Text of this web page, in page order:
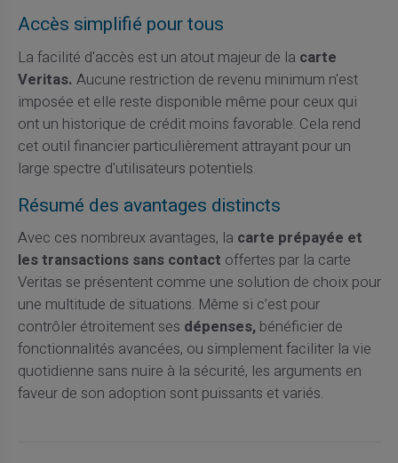
Accès simplifié pour tous
La facilité d'accès est un atout majeur de la carte
Veritas. Aucune restriction de revenu minimum n'est
imposée et elle reste disponible même pour ceux qui
ont un historique de crédit moins favorable. Cela rend
cet outil financier particulièrement attrayant pour un
large spectre d'utilisateurs potentiels.
Résumé des avantages distincts
Avec ces nombreux avantages, la carte prépayée et
les transactions sans contact offertes par la carte
Veritas se présentent comme une solution de choix pour
une multitude de situations. Même si c’est pour
contrôler étroitement ses dépenses,bénéficier de
fonctionnalités avancées, ou simplement faciliter la vie
quotidienne sans nuire à la sécurité, les arguments en
faveur de son adoption sont puissants et variés.